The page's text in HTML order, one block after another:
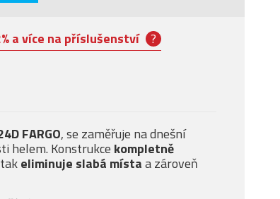
a více na příslušenství ?
FARGO, se zaměřuje na dnešní
helem. Konstrukce kompletně
eliminuje slabá místaa zároveň